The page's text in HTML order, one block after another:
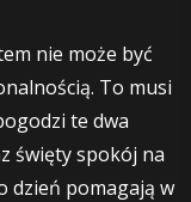
nie może być
To musi
te dwa
święty spokój na
dzień pomagają w